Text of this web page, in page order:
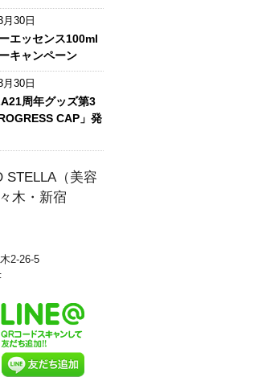
30日
エッセンス100ml
キャンペーン
30日
周年グッズ第3
CAP」発
STELLA（美容
木・新宿
2-26-5